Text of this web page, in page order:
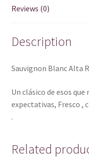
Reviews (0)
Description
Sauvignon Blanc Alta
Un clásico de esos
expectativas, Fresco ,
.
Related